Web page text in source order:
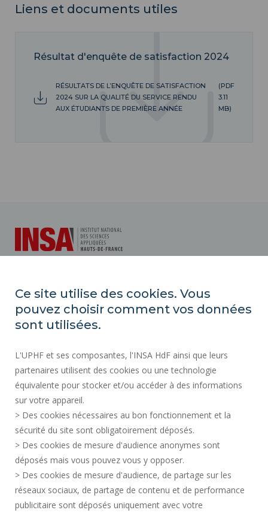
Liens et documents utiles
Résultat d'enquête de satisfaction 2024
RÉSULTATS DE L’ENQUÊTE DE SATISFACTION
2024 SUR LA QUALITÉ DU SERVICE RENDU
AUX ÉTUDIANTS DE PREMIÈRE ANNÉE
(PDF
3.11
MB)
Campus Mont Houy
59313 Valenciennes cedex 9
Plan d'accès
PRESS AREA
ACCESSIBILITY
SERVICES PUBLICS +
TERMS OF USE
CREDITS
Ce site utilise des cookies. Vous
pouvez choisir comment vos données
sont utilisées.
L'UPHF et ses composantes, l'INSA HdF ainsi que leurs
partenaires utilisent des cookies ou une technologie
équivalente pour stocker et/ou accéder à des informations
sur votre appareil.
> Des cookies nécessaires au bon fonctionnement et la
sécurité du site sont obligatoirement déposés.
> Des cookies de mesure d'audience anonymes sont
déposés mais vous pouvez vous y opposer.
> Des cookies de mesure d'audience, de partage sur les
réseaux sociaux, de partage de contenu et de performance
publicitaire sont déposés uniquement avec votre